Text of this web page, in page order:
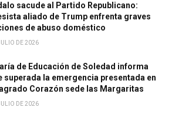
sacude al Partido Republicano:
aliado de Trump enfrenta graves
de abuso doméstico
DE 2026
de Educación de Soledad informa
superada la emergencia presentada en
Corazón sede las Margaritas
DE 2026